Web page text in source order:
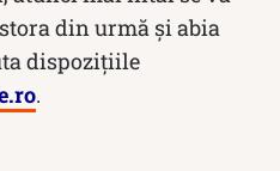
din urmă și abia
dispozițiile
.